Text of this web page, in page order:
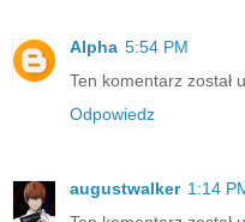
Alpha 5:54 PM
Ten komentarz został
Odpowiedz
augustwalker 1:14